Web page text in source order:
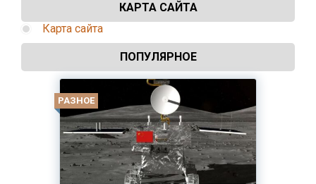
КАРТА САЙТА
Карта сайта
ПОПУЛЯРНОЕ
РАЗНОЕ